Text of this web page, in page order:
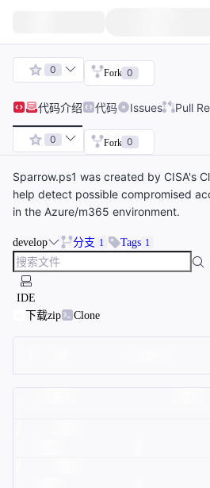
0 Fork 0
代码介绍 代码 Issues Pull
0 Fork 0
Sparrow.ps1 was created by CISA's
help detect possible compromised
in the Azure/m365 environment.
develop 分支 1 Tags 1
IDE
下载zip
Clone